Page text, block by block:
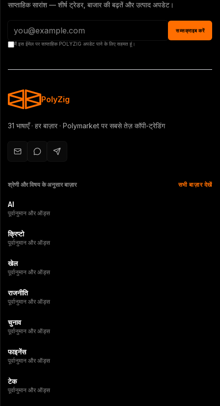
साप्ताहिक सारांश — शीर्ष ट्रेडर, बाजार की बढ़तें और उत्पाद अपडेट।
सब्सक्राइब करें
मैं इस ईमेल पर साप्ताहिक POLYZIG अपडेट पाने के लिए सहमत हूं।
PolyZig
31 भाषाएँ · हर बाज़ार · Polymarket पर सबसे तेज़ कॉपी-ट्रेडिंग
श्रेणी और विषय के अनुसार बाज़ार सभी बाज़ार देखें
AI
पूर्वानुमान और ऑड्स
क्रिप्टो
पूर्वानुमान और ऑड्स
खेल
पूर्वानुमान और ऑड्स
राजनीति
पूर्वानुमान और ऑड्स
चुनाव
पूर्वानुमान और ऑड्स
फाइनेंस
पूर्वानुमान और ऑड्स
टेक
पूर्वानुमान और ऑड्स